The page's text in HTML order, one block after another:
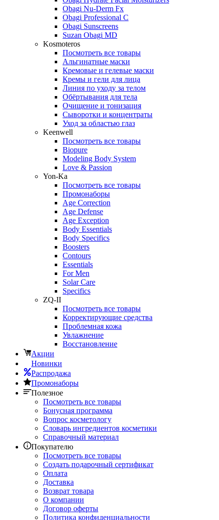
Obagi Nu-Derm Fx
Obagi Professional C
Obagi Sunscreens
Suzan Obagi MD
Kosmoteros
Посмотреть все товары
Альгинатные маски
Кремовые и гелевые маски
Кремы и гели для лица
Линия по уходу за телом
Обёртывания для тела
Очищение и тонизация
Сыворотки и концентраты
Уход за областью глаз
Keenwell
Посмотреть все товары
Biopure
Modeling Body System
Love & Passion
Yon-Ka
Посмотреть все товары
Промонаборы
Age Correction
Age Defense
Age Exception
Body Essentials
Body Specifics
Boosters
Contours
Essentials
For Men
Solar Care
Specifics
ZQ-II
Посмотреть все товары
Корректирующие средства
Проблемная кожа
Увлажнение
Восстановление
Акции
Новинки
Распродажа
Промонаборы
Полезное
Посмотреть все товары
Бонусная программа
Вопрос косметологу
Словарь ингредиентов косметики
Справочный материал
Покупателю
Посмотреть все товары
Создать подарочный сертификат
Оплата
Доставка
Возврат товара
О компании
Договор оферты
Политика конфиденциальности